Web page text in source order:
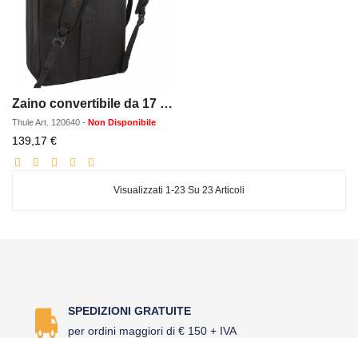
Zaino convertibile da 17 litri Thule Accent
ThuleArt. 120640 - Non Disponibile
139,17 €Prezzo
scontato
Visualizzati 1-23 Su 23 Articoli
SPEDIZIONI GRATUITE
per ordini maggiori di € 150 + IVA